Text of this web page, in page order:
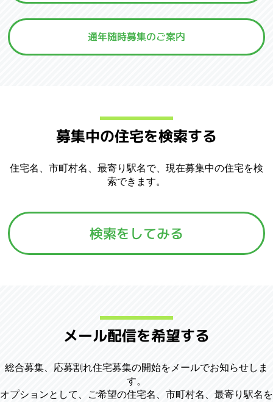
通年随時募集のご案内
募集中の住宅を検索する
住宅名、市町村名、最寄り駅名で、現在募集中の住宅を検
索できます。
検索をしてみる
メール配信を希望する
総合募集、応募割れ住宅募集の開始をメールでお知らせしま
す。
オプションとして、ご希望の住宅名、市町村名、最寄り駅名を